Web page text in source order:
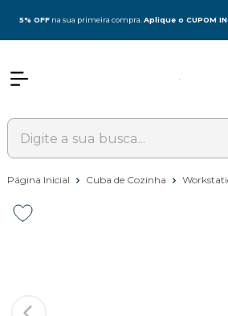
5% OFF na sua primeira compra.Aplique o CUPOM
Página Inicial Cuba de Cozinha